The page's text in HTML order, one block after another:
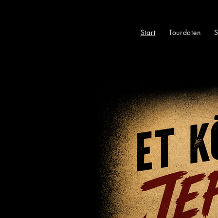
Start Tourdaten